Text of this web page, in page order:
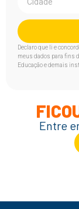
Declaro que li e
meus dados para fins
Educação e demais
Entre